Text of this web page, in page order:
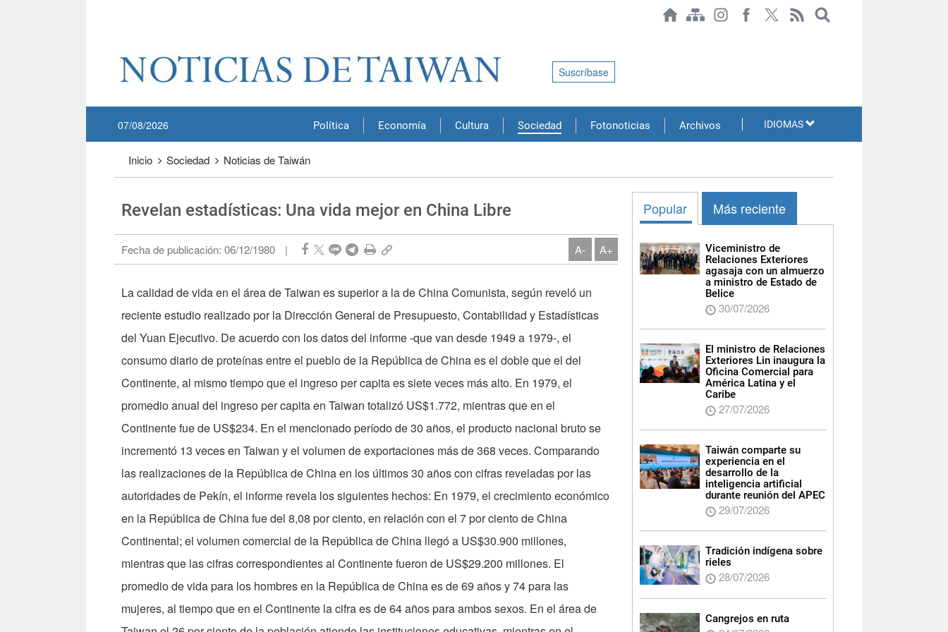
Política Economía Cultura Sociedad Fotonoticias Archivos
07/08/2026
Suscríbase
IDIOMAS
Inicio Sociedad Noticias de Taiwán
Revelan estadísticas: Una vida mejor en China Libre
Fecha de publicación: 06/12/1980 | A- A+
La calidad de vida en el área de Taiwan es superior a la de China Comunista, según reveló un
reciente estudio realizado por la Dirección General de Presupuesto, Contabilidad y Estadísticas
del Yuan Ejecutivo. De acuerdo con los datos del informe -que van desde 1949 a 1979-, el
consumo diario de proteínas entre el pueblo de la República de China es el doble que el del
Continente, al mismo tiempo que el ingreso per capita es siete veces más alto. En 1979, el
promedio anual del ingreso per capita en Taiwan totalizó US$1.772, mientras que en el
Continente fue de US$234. En el mencionado período de 30 años, el producto nacional bruto se
incrementó 13 veces en Taiwan y el volumen de exportaciones más de 368 veces. Comparando
las realizaciones de la República de China en los últimos 30 años con cifras reveladas por las
autoridades de Pekín, el informe revela los siguientes hechos: En 1979, el crecimiento económico
en la República de China fue del 8,08 por ciento, en relación con el 7 por ciento de China
Continental; el volumen comercial de la República de China llegó a US$30.900 millones,
mientras que las cifras correspondientes al Continente fueron de US$29.200 millones. El
promedio de vida para los hombres en la República de China es de 69 años y 74 para las
mujeres, al tiempo que en el Continente la cifra es de 64 años para ambos sexos. En el área de
Popular Más reciente
Viceministro de
Relaciones Exteriores
agasaja con un almuerzo
a ministro de Estado de
Belice
30/07/2026
El ministro de Relaciones
Exteriores Lin inaugura la
Oficina Comercial para
América Latina y el
Caribe
27/07/2026
Taiwán comparte su
experiencia en el
desarrollo de la
inteligencia artificial
durante reunión del APEC
29/07/2026
Tradición indígena sobre
rieles
28/07/2026
Cangrejos en ruta